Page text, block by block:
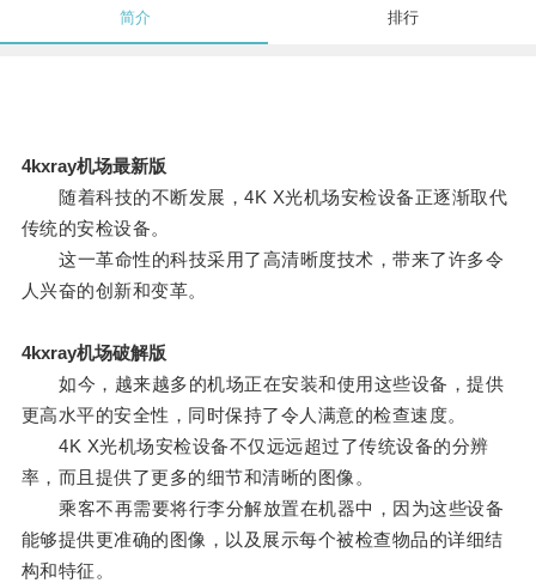
简介 排行
4kxray机场最新版
随着科技的不断发展，4K X光机场安检设备正逐渐取代
传统的安检设备。
这一革命性的科技采用了高清晰度技术，带来了许多令
人兴奋的创新和变革。
4kxray机场破解版
如今，越来越多的机场正在安装和使用这些设备，提供
更高水平的安全性，同时保持了令人满意的检查速度。
4K X光机场安检设备不仅远远超过了传统设备的分辨
率，而且提供了更多的细节和清晰的图像。
乘客不再需要将行李分解放置在机器中，因为这些设备
能够提供更准确的图像，以及展示每个被检查物品的详细结
构和特征。